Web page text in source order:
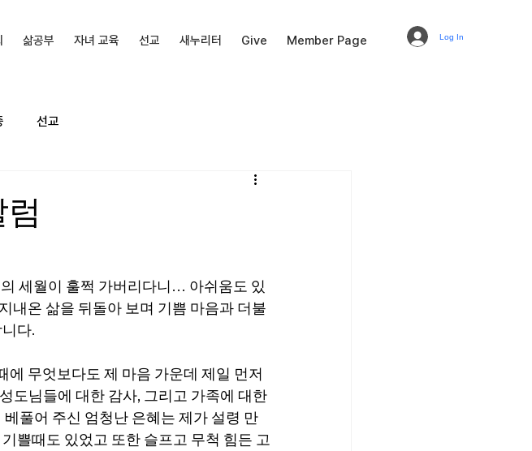
삶공부 자녀 교육 선교 새누리터 Give Member Page Log In
선교
세월이 훌쩍 가버리다니… 아쉬움도 있
내온 삶을 뒤돌아 보며 기쁨 마음과 더불
다.
무엇보다도 제 마음 가운데 제일 먼저
도님들에 대한 감사, 그리고 가족에 대한
풀어 주신 엄청난 은혜는 제가 설령 만
쁠때도 있었고 또한 슬프고 무척 힘든 고